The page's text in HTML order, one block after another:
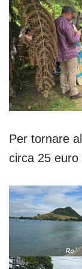
Per tornare
circa 25 euro